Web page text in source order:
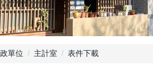
單位 主計室 表件下載